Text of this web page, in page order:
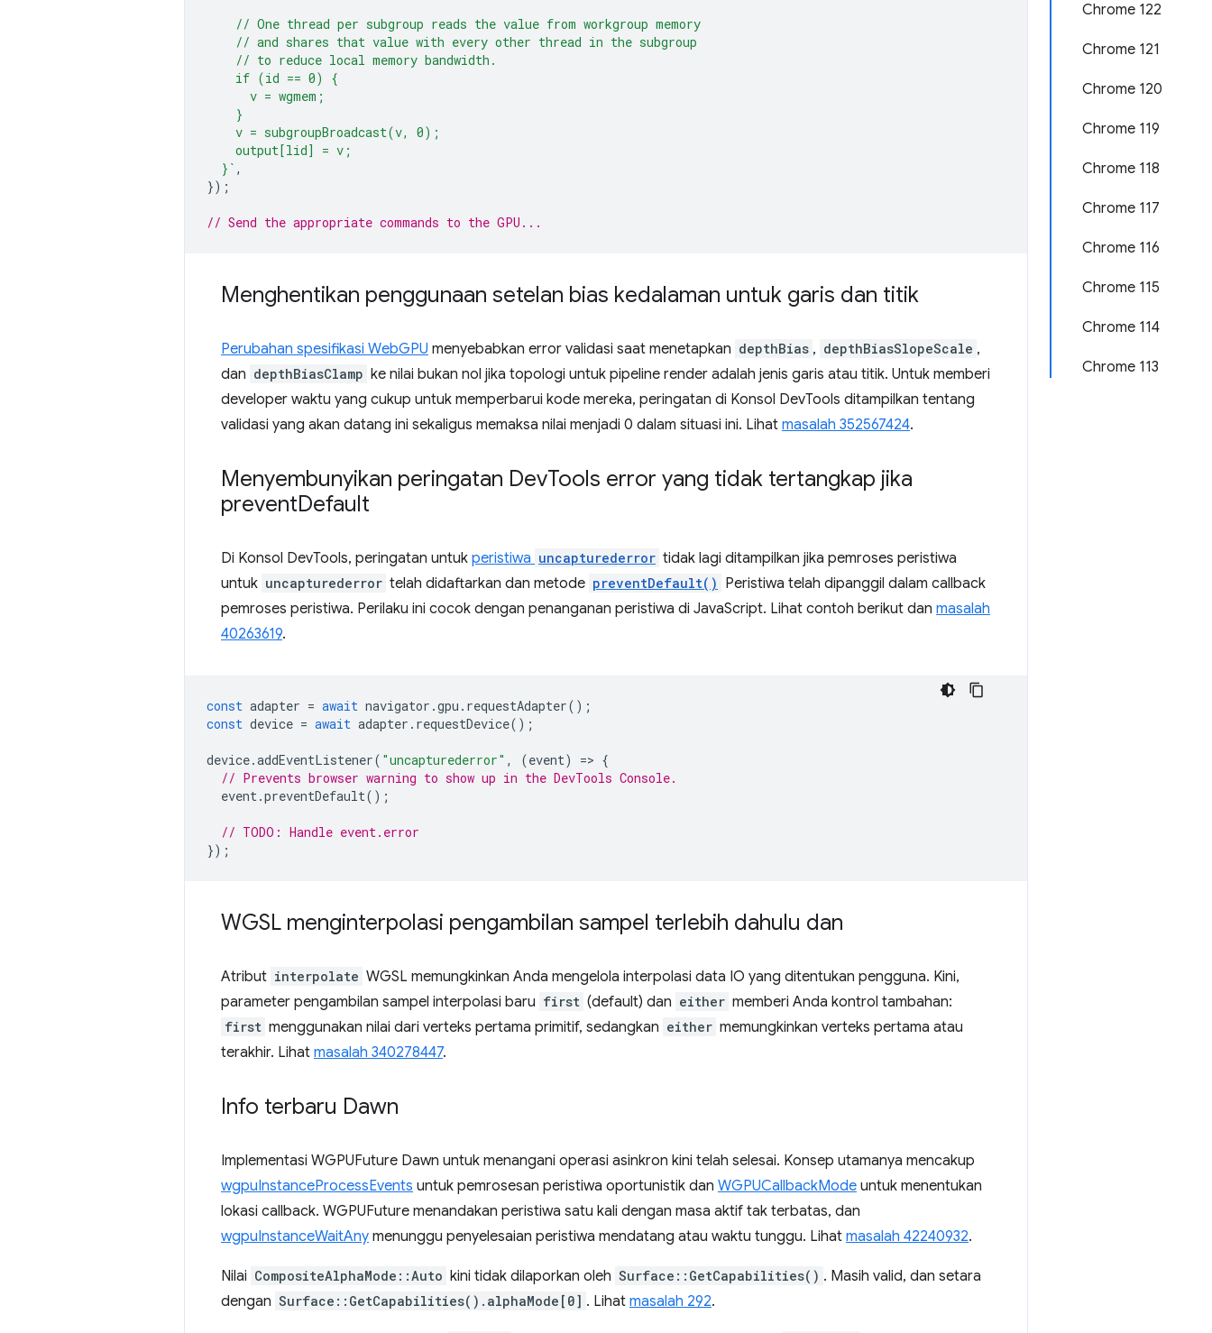
Chrome 122
Chrome 121
Chrome 120
Chrome 119
Chrome 118
Chrome 117
Chrome 116
Chrome 115
Chrome 114
Chrome 113
    // One thread per subgroup reads the value from workgroup memory
    // and shares that value with every other thread in the subgroup
    // to reduce local memory bandwidth.
    if (id == 0) {
      v = wgmem;
    }
    v = subgroupBroadcast(v, 0);
    output[lid] = v;
  }`
,
});
// Send the appropriate commands to the GPU...
Menghentikan penggunaan setelan bias kedalaman untuk garis dan titik
Perubahan spesifikasi WebGPU menyebabkan error validasi saat menetapkan depthBias , depthBiasSlopeScale ,
dan depthBiasClamp ke nilai bukan nol jika topologi untuk pipeline render adalah jenis garis atau titik. Untuk memberi
developer waktu yang cukup untuk memperbarui kode mereka, peringatan di Konsol DevTools ditampilkan tentang
validasi yang akan datang ini sekaligus memaksa nilai menjadi 0 dalam situasi ini. Lihat masalah 352567424.
Menyembunyikan peringatan DevTools error yang tidak tertangkap jika
preventDefault
Di Konsol DevTools, peringatan untuk peristiwa uncapturederror tidak lagi ditampilkan jika pemroses peristiwa
untuk uncapturederror telah didaftarkan dan metode preventDefault() Peristiwa telah dipanggil dalam callback
pemroses peristiwa. Perilaku ini cocok dengan penanganan peristiwa di JavaScript. Lihat contoh berikut dan masalah
40263619.
const adapter = await navigator .gpu . requestAdapter();
const device = await adapter . requestDevice();
device.addEventListener( "uncapturederror" , (event) => {
// Prevents browser warning to show up in the DevTools Console.
event.preventDefault();
// TODO: Handle event.error
});
WGSL menginterpolasi pengambilan sampel terlebih dahulu dan
Atribut interpolate WGSL memungkinkan Anda mengelola interpolasi data IO yang ditentukan pengguna. Kini,
parameter pengambilan sampel interpolasi baru first (default) dan either memberi Anda kontrol tambahan:
first menggunakan nilai dari verteks pertama primitif, sedangkan either memungkinkan verteks pertama atau
terakhir. Lihat masalah 340278447.
Info terbaru Dawn
Implementasi WGPUFuture Dawn untuk menangani operasi asinkron kini telah selesai. Konsep utamanya mencakup
wgpuInstanceProcessEvents untuk pemrosesan peristiwa oportunistik dan WGPUCallbackMode untuk menentukan
lokasi callback. WGPUFuture menandakan peristiwa satu kali dengan masa aktif tak terbatas, dan
wgpuInstanceWaitAny menunggu penyelesaian peristiwa mendatang atau waktu tunggu. Lihat masalah 42240932.
Nilai CompositeAlphaMode::Auto kini tidak dilaporkan oleh Surface::GetCapabilities() . Masih valid, dan setara
dengan Surface::GetCapabilities().alphaMode[0] . Lihat masalah 292.